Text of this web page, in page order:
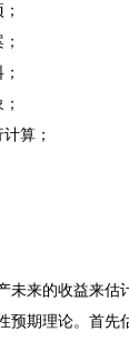
算；
未来的收益来估
预期理论。首先